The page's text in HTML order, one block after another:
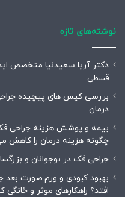
نوشته‌های تازه
دکتر آریا سعیدنیا متخصص
قسطی
بررسی کیس های پیچیده
درمان
بیمه و پوشش هزینه جراحی
چگونه هزینه درمان را کاهش
جراحی فک در نوجوانان و
بهبود کبودی و ورم صورت بعد
افتد؟ راهکارهای موثر و